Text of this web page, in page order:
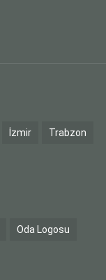
İzmir Trabzon
Oda Logosu